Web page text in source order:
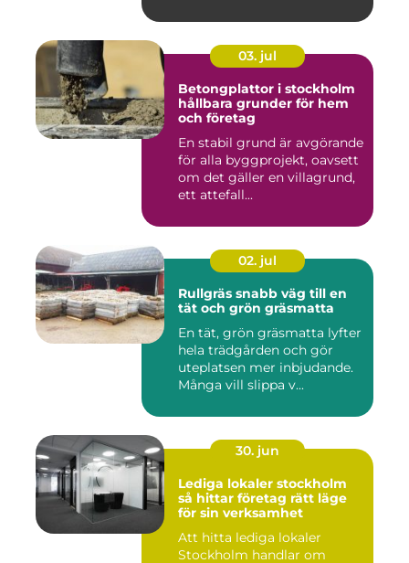
03. jul
Betongplattor i stockholm
hållbara grunder för hem
och företag
En stabil grund är avgörande
för alla byggprojekt, oavsett
om det gäller en villagrund,
ett attefall...
02. jul
Rullgräs snabb väg till en
tät och grön gräsmatta
En tät, grön gräsmatta lyfter
hela trädgården och gör
uteplatsen mer inbjudande.
Många vill slippa v...
30. jun
Lediga lokaler stockholm
så hittar företag rätt läge
för sin verksamhet
Att hitta lediga lokaler
Stockholm handlar om